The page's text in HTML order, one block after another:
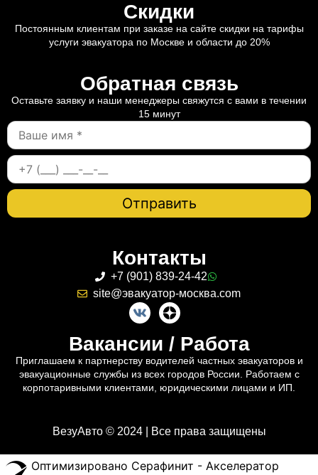
Скидки
Постоянным клиентам при заказе на сайте скидки на тарифы
услуги эвакуатора по Москве и области до 20%
Обратная связь
Оставьте заявку и наши менеджеры свяжутся с вами в течении
15 минут
Контакты
+7 (901) 839-24-42
site@эвакуатор-москва.com
Вакансии / Работа
Приглашаем к партнерству водителей частных эвакуаторов и
эвакуационные службы из всех городов России. Работаем с
корпотаривными клиентами, юридическими лицами и ИП.
ВезуАвто © 2024 | Все права защищены
Оптимизировано Серафинит - Акселератор